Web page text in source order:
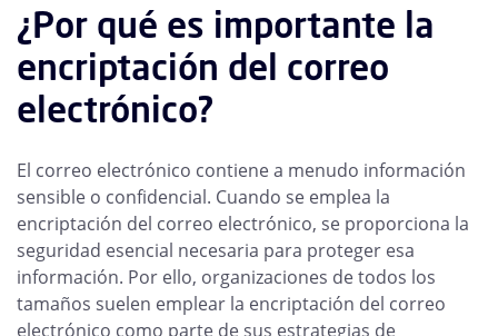
¿Por qué es importante la
encriptación del correo
electrónico?
El correo electrónico contiene a menudo información
sensible o confidencial. Cuando se emplea la
encriptación del correo electrónico, se proporciona la
seguridad esencial necesaria para proteger esa
información. Por ello, organizaciones de todos los
tamaños suelen emplear la encriptación del correo
electrónico como parte de sus estrategias de